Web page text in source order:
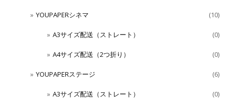
YOUPAPERシネマ (10)
A3サイズ配送（ストレート） (0)
A4サイズ配送（2つ折り） (0)
YOUPAPERステージ (6)
A3サイズ配送（ストレート） (0)